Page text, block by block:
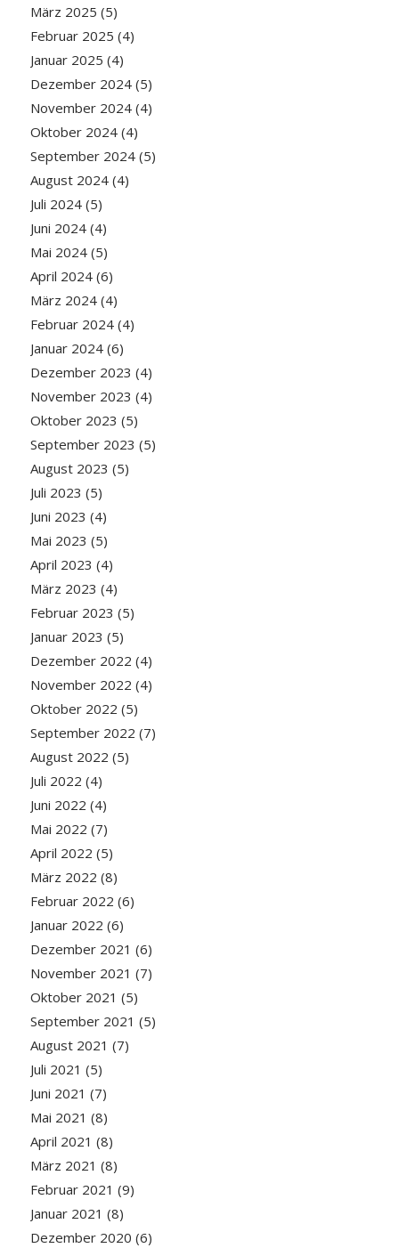
März 2025 (5)
Februar 2025 (4)
Januar 2025 (4)
Dezember 2024(5)
November 2024(4)
Oktober 2024(4)
September 2024(5)
August 2024(4)
Juli 2024(5)
Juni 2024(4)
Mai 2024(5)
April 2024(6)
März 2024(4)
Februar 2024(4)
Januar 2024(6)
Dezember 2023 (4)
November 2023 (4)
Oktober 2023 (5)
September 2023 (5)
August 2023 (5)
Juli 2023 (5)
Juni 2023 (4)
Mai 2023 (5)
April 2023 (4)
März 2023 (4)
Februar 2023 (5)
Januar 2023 (5)
Dezember 2022 (4)
November 2022 (4)
Oktober 2022 (5)
September 2022 (7)
August 2022 (5)
Juli 2022 (4)
Juni 2022 (4)
Mai 2022 (7)
April 2022 (5)
März 2022 (8)
Februar 2022 (6)
Januar 2022 (6)
Dezember 2021 (6)
November 2021 (7)
Oktober 2021 (5)
September 2021 (5)
August 2021 (7)
Juli 2021 (5)
Juni 2021 (7)
Mai 2021 (8)
April 2021 (8)
März 2021 (8)
Februar 2021 (9)
Januar 2021 (8)
Dezember 2020 (6)